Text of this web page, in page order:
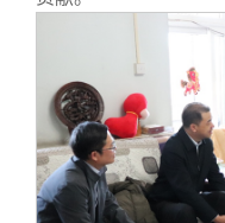
校
校友
校
三
实用
会
总会
理